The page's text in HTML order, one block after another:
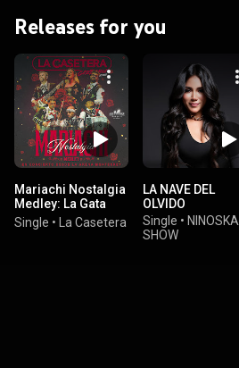
Releases for you
Mariachi Nostalgia
Medley: La Gata
Bajo La Lluvia / Sin
Él / Ya Te Olvidé /
Single • La Casetera
LA NAVE DEL
OLVIDO
Single • NINOSKA
SHOW